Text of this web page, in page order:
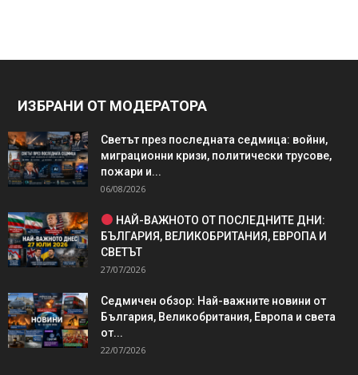
ИЗБРАНИ ОТ МОДЕРАТОРА
Светът през последната седмица: войни,
миграционни кризи, политически трусове,
пожари и...
06/08/2026
НАЙ-ВАЖНОТО ОТ ПОСЛЕДНИТЕ ДНИ:
БЪЛГАРИЯ, ВЕЛИКОБРИТАНИЯ, ЕВРОПА И
СВЕТЪТ
27/07/2026
Седмичен обзор: Най-важните новини от
България, Великобритания, Европа и света
от...
22/07/2026